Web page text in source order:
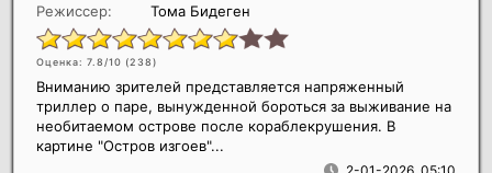
Режиссер:
Тома Бидеген
Оценка: 7.8/10 (238)
Вниманию зрителей представляется напряженный
триллер о паре, вынужденной бороться за выживание на
необитаемом острове после кораблекрушения. В
картине "Остров изгоев"...